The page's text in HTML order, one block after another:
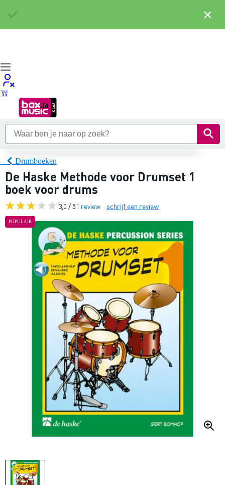
Drumboeken
De Haske Methode voor Drumset 1
boek voor drums
3,0 / 51 review schrijf een review
POPULAIR
×